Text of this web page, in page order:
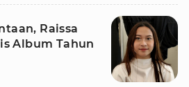
Raissa
Album Tahun